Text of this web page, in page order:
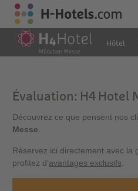
Hôtel
Évaluation: H4 Hotel
Découvrez ce que pensent nos
Messe
Réservez ici directement avec la
profitez d’avantages exclusifs